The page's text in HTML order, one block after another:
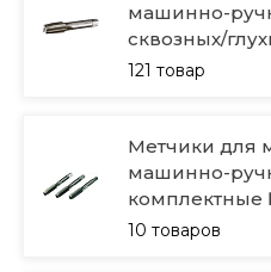
машинно-
сквозных/
121 товар
Метчики для
машинно-
10 товаров